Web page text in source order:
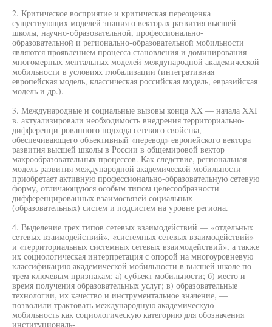
2. Критическое восприятие и критическая переоценка
существующих моделей знания о векторах развития высшей
школы, научно-образовательной, профессионально-
образовательной и регионально-образовательной мобильности
являются проявлением процесса становления и доминирования
многомерных ментальных моделей международной академической
мобильности в условиях глобализации (интегративная
европейская модель, классическая российская модель, евразийская
модель и др.).
3. Международные и социальные вызовы конца XX — начала XXI
в. актуализировали необходимость внедрения территориально-
дифференци-рованного подхода сетевого свойства,
обеспечивающего объективный «перевод» европейского вектора
развития высшей школы в России в общемировой вектор
макрообразовательных процессов. Как следствие, региональная
модель развития международной академической мобильности
приобретает активную профессионально-образовательную сетевую
форму, отличающуюся особым типом целесообразности
дифференцированных взаимосвязей социальных
(образовательных) систем и подсистем на уровне региона.
4. Выделение трех типов сетевых взаимодействий — «отдельных
сетевых взаимодействий», «системных сетевых взаимодействий»
и «территориальных системных сетевых взаимодействий», а также
их социологическая интерпретация с опорой на многоуровневую
классификацию академической мобильности в высшей школе по
трем ключевым признакам: а) субъект мобильности; б) место и
время получения образовательных услуг; в) образовательные
технологии, их качество и инструментальное значение, —
позволили трактовать международную академическую
мобильность как социологическую категорию для обозначения
институциональ-